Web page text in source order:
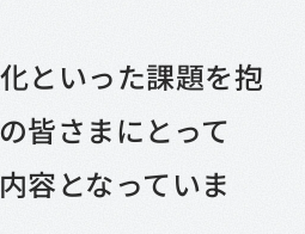
といった課題を抱
皆さまにとって
容となっていま